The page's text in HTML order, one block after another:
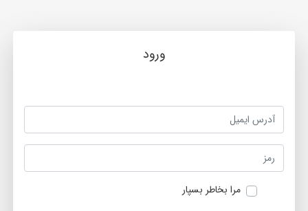
ورود
مرا بخاطر بسپار